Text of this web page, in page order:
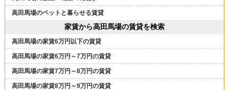
高田馬場のペットと暮らせる賃貸
家賃から高田馬場の賃貸を検索
高田馬場の家賃6万円以下の賃貸
高田馬場の家賃6万円～7万円の賃貸
高田馬場の家賃7万円～8万円の賃貸
高田馬場の家賃8万円～9万円の賃貸